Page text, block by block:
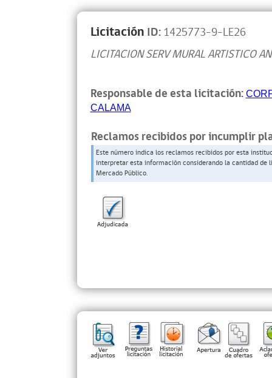
Licitación ID:1425773-9-LE26
LICITACION SERV MURAL ARTISTICO
Responsable de esta licitación:
CALAMA
Reclamos recibidos por incumplir
Este número indica los reclamos recibidos por esta
interpretar esta información considerando la cantidad
Mercado Público.